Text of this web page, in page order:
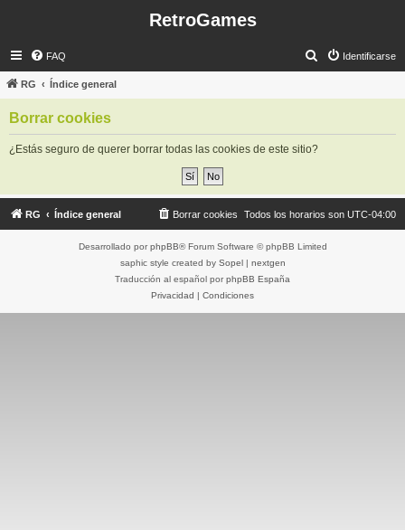
RetroGames
FAQ Identificarse
s
RG Índice general
Borrar cookies
¿Estás seguro de querer borrar todas las cookies de este sitio?
RG Índice general Todos los horarios son UTC-04:00
Borrar cookies
Desarrollado por phpBB® Forum Software © phpBB Limited
saphic style created by Sopel| nextgen
Traducción al español por phpBB España
Privacidad | Condiciones